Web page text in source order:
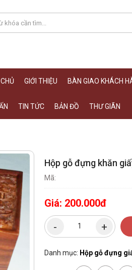
GIỚI THIỆU BÀN GIAO KHÁCH
TIN TỨC BẢN ĐỒ THƯ GIÃN
Hộp gỗ đựng khăn
Mã:
Giá: 200.000đ
Danh mục: Hộp gỗ đựng